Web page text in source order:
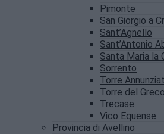
Pimonte
San Giorgio a
Sant’Agnello
Sant’Antonio
Santa Maria la
Sorrento
Torre
Torre del Greco
Trecase
Vico Equense
Provincia di Avellino